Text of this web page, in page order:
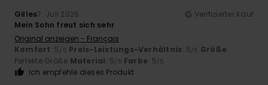
Gilles7. Juli 2026
Verifizierter Kauf
Mein Sohn freut sich sehr
Original anzeigen - Français
Komfort: 5/5 Preis-Leistungs-Verhältnis: 5/5 Größe:
Perfekte Größe Material: 5/5 Farbe: 5/5
Ich empfehle dieses Produkt